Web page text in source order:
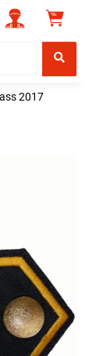
2017